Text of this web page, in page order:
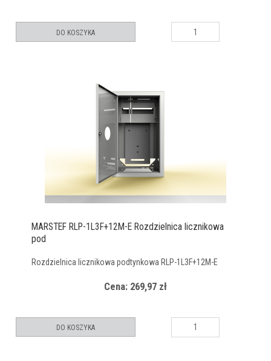
DO KOSZYKA
MARSTEF RLP-1L3F+12M-E Rozdzielnica licznikowa
pod
Rozdzielnica licznikowa podtynkowa RLP-1L3F+12M-E
Cena: 269,97 zł
DO KOSZYKA